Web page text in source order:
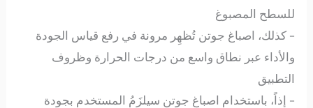
للسطح المصبوغ
– كذلك، اصباغ جوتن تُظهِر مرونة في رفع قياس الجودة
والأداء عبر نطاق واسع من درجات الحرارة وظروف
التطبيق
– إذاً، باستخدام اصباغ جوتن سيلزَمُ المستخدم بجودة